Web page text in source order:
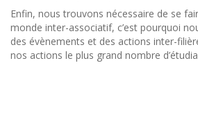
Enfin, nous trouvons nécessaire de se
monde inter-associatif, c’est pourquoi
des évènements et des actions inter-
nos actions le plus grand nombre